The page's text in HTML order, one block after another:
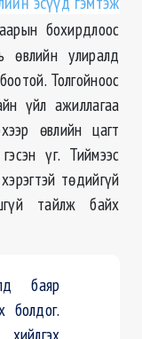
бохирдлоос
улиралд
Толгойноос
үйл ажиллагаа
өвлийн цагт
үг. Тиймээс
төдийгүй
тайлж байх
баяр
болдог.